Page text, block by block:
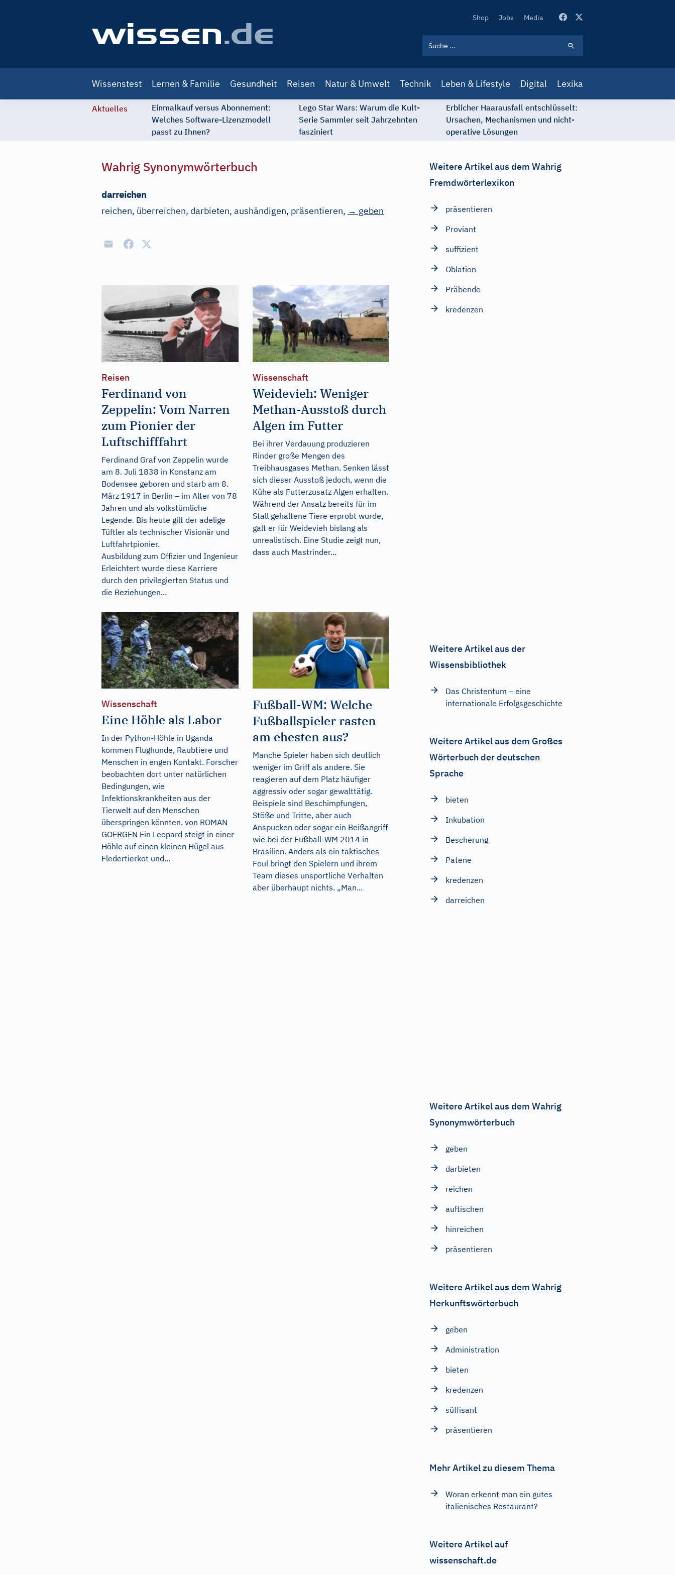
Secondary
Shop Jobs Media
navigation
Wissenstest Lernen & Familie Gesundheit Reisen Natur & Umwelt Technik Leben & Lifestyle Digital Lexika
Aktuelles
Einmalkauf versus Abonnement:
Welches Software-Lizenzmodell
passt zu Ihnen?
Lego Star Wars: Warum die Kult-
Serie Sammler seit Jahrzehnten
fasziniert
Erblicher Haarausfall entschlüsselt:
Ursachen, Mechanismen und nicht-
operative Lösungen
Wahrig Synonymwörterbuch
darreichen
reichen, überreichen, darbieten, aushändigen, präsentieren, → geben
Reisen
Ferdinand von
Zeppelin: Vom Narren
zum Pionier der
Luftschifffahrt
Ferdinand Graf von Zeppelin wurde
am 8. Juli 1838 in Konstanz am
Bodensee geboren und starb am 8.
März 1917 in Berlin – im Alter von 78
Jahren und als volkstümliche
Legende. Bis heute gilt der adelige
Tüftler als technischer Visionär und
Luftfahrtpionier.
Ausbildung zum Offizier und Ingenieur
Erleichtert wurde diese Karriere
durch den privilegierten Status und
die Beziehungen...
Wissenschaft
Weidevieh: Weniger
Methan-Ausstoß durch
Algen im Futter
Bei ihrer Verdauung produzieren
Rinder große Mengen des
Treibhausgases Methan. Senken lässt
sich dieser Ausstoß jedoch, wenn die
Kühe als Futterzusatz Algen erhalten.
Während der Ansatz bereits für im
Stall gehaltene Tiere erprobt wurde,
galt er für Weidevieh bislang als
unrealistisch. Eine Studie zeigt nun,
dass auch Mastrinder...
Wissenschaft
Eine Höhle als Labor
In der Python-Höhle in Uganda
kommen Flughunde, Raubtiere und
Menschen in engen Kontakt. Forscher
beobachten dort unter natürlichen
Bedingungen, wie
Infektionskrankheiten aus der
Tierwelt auf den Menschen
überspringen könnten. von ROMAN
GOERGEN Ein Leopard steigt in einer
Höhle auf einen kleinen Hügel aus
Fledertierkot und...
Fußball-WM: Welche
Fußballspieler rasten
am ehesten aus?
Manche Spieler haben sich deutlich
weniger im Griff als andere. Sie
reagieren auf dem Platz häufiger
aggressiv oder sogar gewalttätig.
Beispiele sind Beschimpfungen,
Stöße und Tritte, aber auch
Anspucken oder sogar ein Beißangriff
wie bei der Fußball-WM 2014 in
Brasilien. Anders als ein taktisches
Foul bringt den Spielern und ihrem
Team dieses unsportliche Verhalten
aber überhaupt nichts. „Man...
Weitere Artikel aus dem Wahrig
Fremdwörterlexikon
präsentieren
Proviant
suffizient
Oblation
Präbende
kredenzen
Weitere Artikel aus der
Wissensbibliothek
Das Christentum – eine
internationale Erfolgsgeschichte
Weitere Artikel aus dem Großes
Wörterbuch der deutschen
Sprache
bieten
Inkubation
Bescherung
Patene
kredenzen
darreichen
Weitere Artikel aus dem Wahrig
Synonymwörterbuch
geben
darbieten
reichen
auftischen
hinreichen
präsentieren
Weitere Artikel aus dem Wahrig
Herkunftswörterbuch
geben
Administration
bieten
kredenzen
süffisant
präsentieren
Mehr Artikel zu diesem Thema
Woran erkennt man ein gutes
italienisches Restaurant?
Weitere Artikel auf
wissenschaft.de